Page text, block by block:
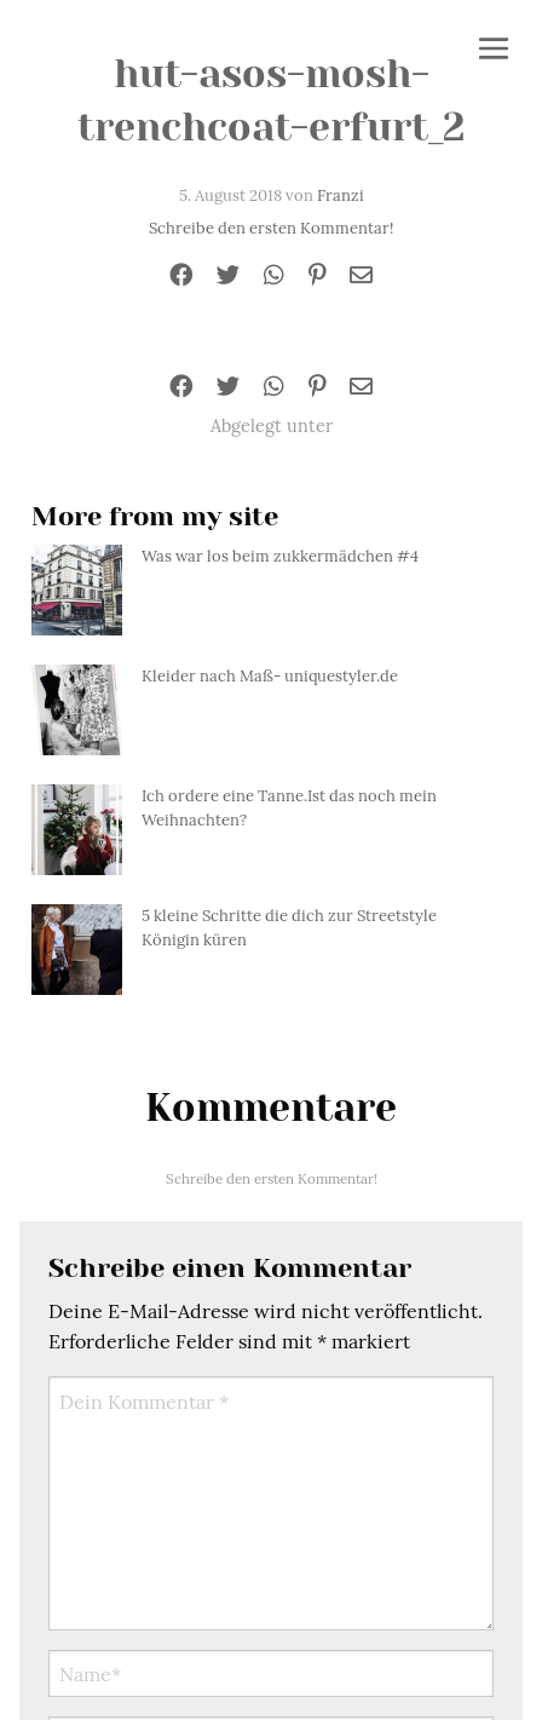
hut-asos-mosh-
trenchcoat-erfurt_2
5. August 2018 vonFranzi
Schreibe den ersten Kommentar!
Abgelegt unter
More from my site
Was war los beim zukkermädchen #4
Kleider nach Maß- uniquestyler.de
Ich ordere eine Tanne.Ist das noch mein
Weihnachten?
5 kleine Schritte die dich zur Streetstyle
Königin küren
Kommentare
Schreibe den ersten Kommentar!
Schreibe einen Kommentar
Deine E-Mail-Adresse wird nicht veröffentlicht.
Erforderliche Felder sind mit * markiert